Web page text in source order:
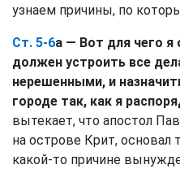
узнаем причины, по
Ст. 5-6а — Вот для чего я
должен устроить все
нерешенными, и
городе так, как я
вытекает, что апостол
на острове Крит, основал
какой-то причине